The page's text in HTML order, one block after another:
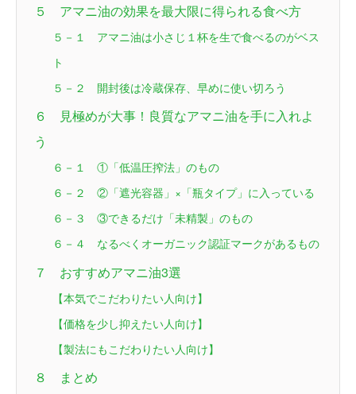
５ アマニ油の効果を最大限に得られる食べ方
５－１ アマニ油は小さじ１杯を生で食べるのがベス
ト
５－２ 開封後は冷蔵保存、早めに使い切ろう
６ 見極めが大事！良質なアマニ油を手に入れよ
う
６－１ ①「低温圧搾法」のもの
６－２ ②「遮光容器」×「瓶タイプ」に入っている
６－３ ③できるだけ「未精製」のもの
６－４ なるべくオーガニック認証マークがあるもの
７ おすすめアマニ油3選
【本気でこだわりたい人向け】
【価格を少し抑えたい人向け】
【製法にもこだわりたい人向け】
８ まとめ